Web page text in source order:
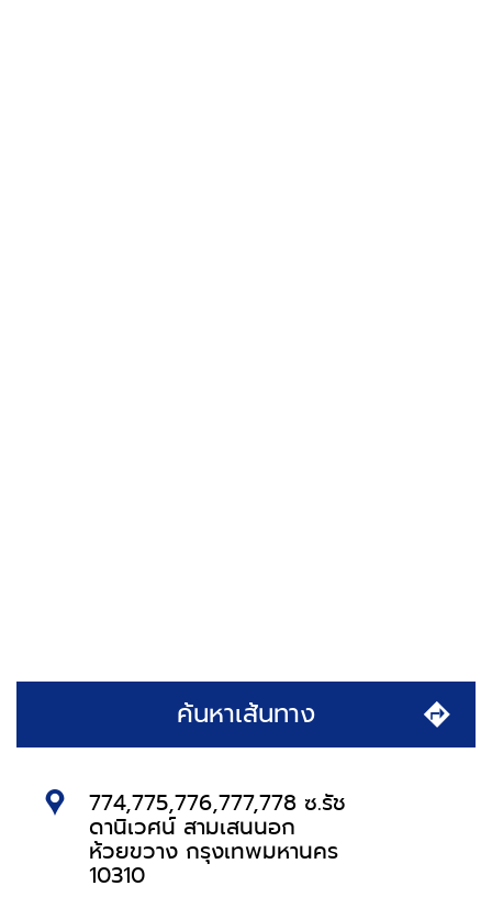
ค้นหาเส้นทาง
774,775,776,777,778 ซ.รัช
ดานิเวศน์ สามเสนนอก
ห้วยขวาง กรุงเทพมหานคร
10310